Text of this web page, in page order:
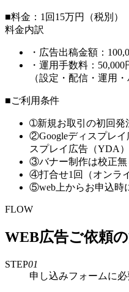
■料金：1回15万円（税別）
料金内訳
・広告出稿金額：
・運用手数料：50,000
（設定・配信・運用
■ご利用条件
➀新規お取引の初回発
②Googleディスプレイ
スプレイ広告（YDA
③バナー制作は校正無
④打合せ1回（オンラ
⑤web上からお申込時
FLOW
WEB広告ご依頼
STEP01
申し込みフォームに